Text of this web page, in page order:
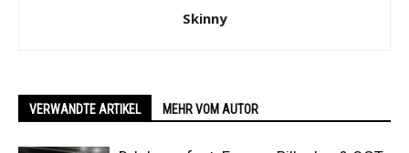
Skinny
VERWANDTE ARTIKEL MEHR VOM AUTOR